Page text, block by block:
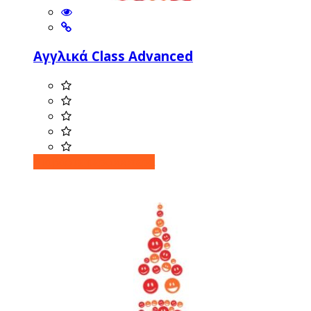
Αγγλικά Class Advanced